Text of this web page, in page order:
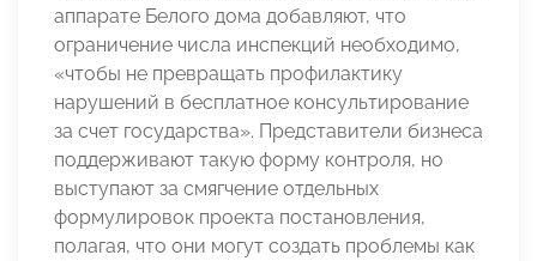
аппарате Белого дома добавляют, что
ограничение числа инспекций необходимо,
«чтобы не превращать профилактику
нарушений в бесплатное консультирование
за счет государства». Представители бизнеса
поддерживают такую форму контроля, но
выступают за смягчение отдельных
формулировок проекта постановления,
полагая, что они могут создать проблемы как